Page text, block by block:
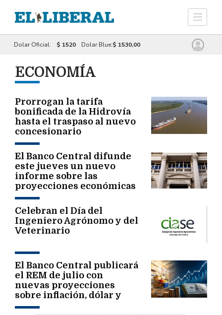
Dolar Oficial: $ 1520 Dolar Blue:$ 1530,00
ECONOMÍA
Prorrogan la tarifa
bonificada de la Hidrovía
hasta el traspaso al nuevo
concesionario
El Banco Central difunde
este jueves un nuevo
informe sobre las
proyecciones económicas
del mercado
Celebran el Día del
Ingeniero Agrónomo y del
Veterinario
El Banco Central publicará
el REM de julio con
nuevas proyecciones
sobre inflación, dólar y
actividad económica